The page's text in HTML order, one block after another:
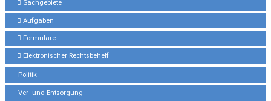
Sachgebiete
Aufgaben
Formulare
Elektronischer Rechtsbehelf
Politik
Ver- und Entsorgung